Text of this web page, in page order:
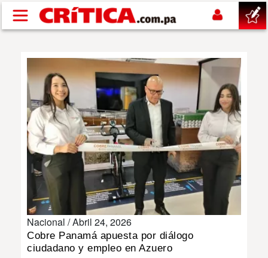
Pasar al contenido principal
SUCESOS
NACIONAL
POLÍTICA
DEPORTES
Nacional /Abril 24, 2026
Cobre Panamá apuesta por diálogo
ciudadano y empleo en Azuero